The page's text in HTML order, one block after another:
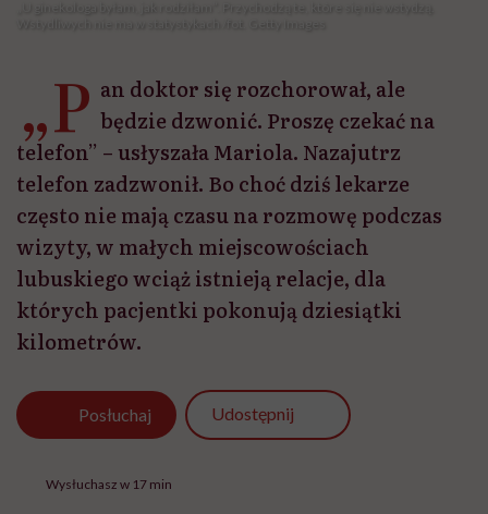
„P an doktor się rozchorował, ale
będzie dzwonić. Proszę czekać na
telefon” – usłyszała Mariola. Nazajutrz
telefon zadzwonił. Bo choć dziś lekarze
często nie mają czasu na rozmowę podczas
wizyty, w małych miejscowościach
lubuskiego wciąż istnieją relacje, dla
których pacjentki pokonują dziesiątki
kilometrów.
Posłuchaj Udostępnij
Wysłuchasz w 17 min